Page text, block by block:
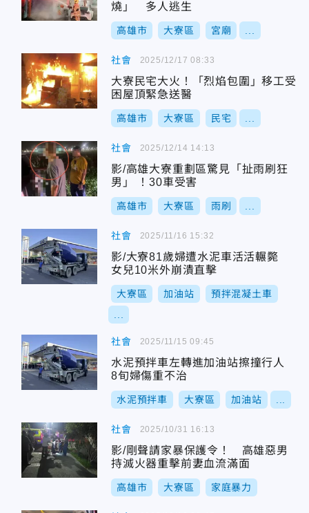
燒」 多人逃生
高雄市 大寮區 宮廟
社會
大寮民宅大火！「烈焰包圍」移工受
困屋頂緊急送醫
高雄市 大寮區 民宅
2025/12/17 08:33
社會
影/高雄大寮重劃區驚見「扯雨刷狂
男」 ！30車受害
高雄市 大寮區 雨刷
2025/12/14 14:13
社會
影/大寮81歲婦遭水泥車活活輾斃
女兒10米外崩潰直擊
大寮區 加油站 預拌混凝土車
2025/11/16 15:32
社會
水泥預拌車左轉進加油站擦撞行人
8旬婦傷重不治
水泥預拌車 大寮區 加油站
2025/11/15 09:45
社會
影/剛聲請家暴保護令！ 高雄惡男
持滅火器重擊前妻血流滿面
高雄市 大寮區 家庭暴力
2025/10/31 16:13